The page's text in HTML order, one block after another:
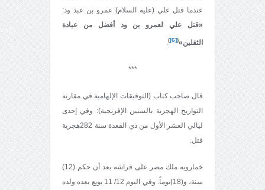
عندما قتل علي (عليه السلام) عمرو بن عبد ود:
«قتل علي لعمرو بن ود أفضل من عبادة
الثقلين»(
[6]
)
.
***
قال صاحب كتاب (التوفيقات الإلهامية في مقارنة
التواريخ الهجرية بالسنين الإفرنجية): وفي إحدى
ليالي العشر الأول من ذي القعدة سنة 282هجرية
قتل.
خمارويه ملك مصر على فراشه بعد أن حكم (12)
سنة، و(18)يوماً. وفي اليوم 12/ 11 بويع بعده ولده